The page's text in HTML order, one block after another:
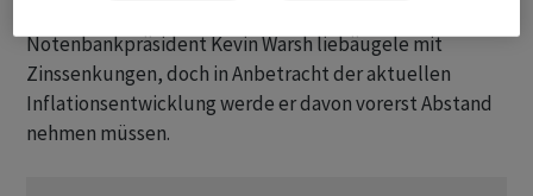
Notenbankpräsident Kevin Warsh liebäugele mit
Zinssenkungen, doch in Anbetracht der aktuellen
Inflationsentwicklung werde er davon vorerst Abstand
nehmen müssen.